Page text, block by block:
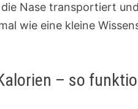
Nase transportiert
wie eine kleine
– so